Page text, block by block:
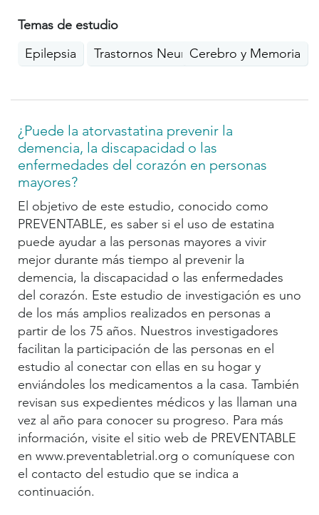
Temas de estudio
Epilepsia
Trastornos NeurológicosCerebro y Memoria
¿Puede la atorvastatina prevenir la
demencia, la discapacidad o las
enfermedades del corazón en personas
mayores?
El objetivo de este estudio, conocido como
PREVENTABLE, es saber si el uso de estatina
puede ayudar a las personas mayores a vivir
mejor durante más tiempo al prevenir la
demencia, la discapacidad o las enfermedades
del corazón. Este estudio de investigación es uno
de los más amplios realizados en personas a
partir de los 75 años. Nuestros investigadores
facilitan la participación de las personas en el
estudio al conectar con ellas en su hogar y
enviándoles los medicamentos a la casa. También
revisan sus expedientes médicos y las llaman una
vez al año para conocer su progreso. Para más
información, visite el sitio web de PREVENTABLE
en www.preventabletrial.org o comuníquese con
el contacto del estudio que se indica a
continuación.